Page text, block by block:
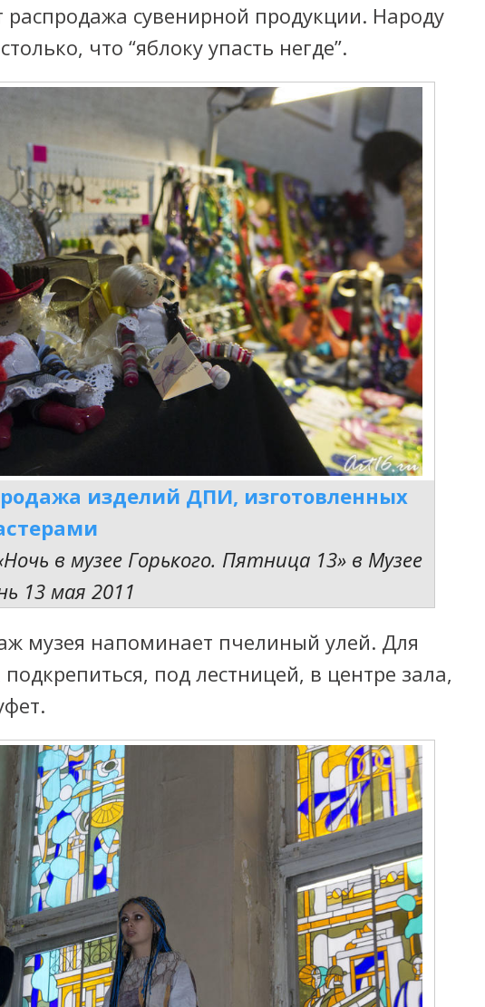
распродажа сувенирной продукции. Народу
что “яблоку упасть негде”.
изделий ДПИ, изготовленных
в музее Горького. Пятница 13» в Музее
13 мая 2011
музея напоминает пчелиный улей. Для
под лестницей, в центре зала,